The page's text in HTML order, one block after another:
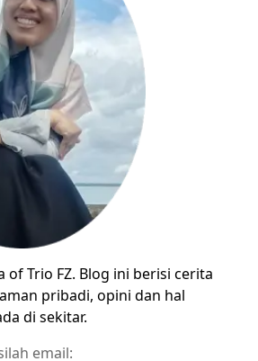
of Trio FZ. Blog ini berisi cerita
pribadi, opini dan hal
di sekitar.
email: